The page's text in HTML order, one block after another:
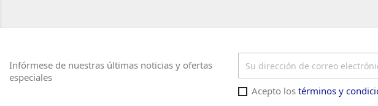
Infórmese de nuestras últimas noticias y ofertas
especiales
Acepto lostérminos y